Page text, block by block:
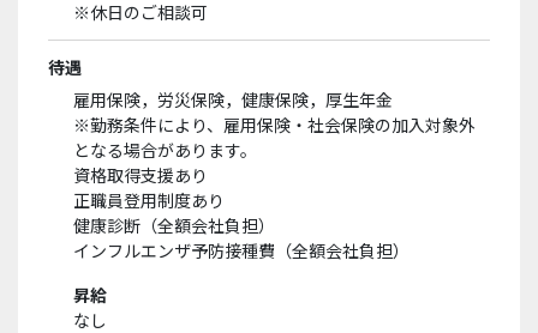
※休日のご相談可
待遇
雇用保険，労災保険，健康保険，厚生年金
※勤務条件により、雇用保険・社会保険の加入対象外
となる場合があります。
資格取得支援あり
正職員登用制度あり
健康診断（全額会社負担）
インフルエンザ予防接種費（全額会社負担）
昇給
なし